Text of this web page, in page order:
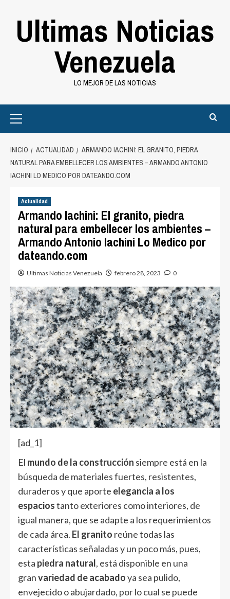
Ultimas Noticias
Venezuela
LO MEJOR DE LAS NOTICIAS
Menu
INICIO ACTUALIDAD
ARMANDO IACHINI: EL GRANITO, PIEDRA
NATURAL PARA EMBELLECER LOS AMBIENTES – ARMANDO ANTONIO
IACHINI LO MEDICO POR DATEANDO.COM
Actualidad
Armando Iachini: El granito, piedra
natural para embellecer los ambientes –
Armando Antonio Iachini Lo Medico por
dateando.com
Ultimas Noticias Venezuela febrero 28, 2023 0
[ad_1]
El mundo de la construcción siempre está en la
búsqueda de materiales fuertes, resistentes,
duraderos y que aporte elegancia a los
espaciostanto exteriores como interiores, de
igual manera, que se adapte a los requerimientos
de cada área. El granito reúne todas las
características señaladas y un poco más, pues,
esta piedra natural, está disponible en una
granvariedad de acabadoya sea pulido,
envejecido o abujardado, por lo cual se puede